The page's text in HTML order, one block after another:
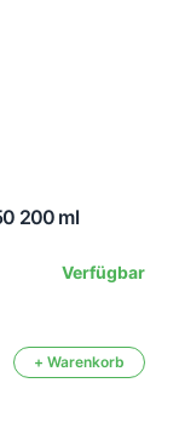
200 ml
Verfügbar
+ Warenkorb